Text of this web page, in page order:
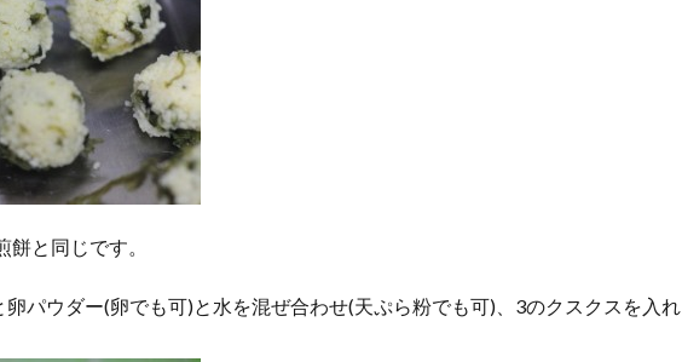
餅と同じです。
卵パウダー(卵でも可)と水を混ぜ合わせ(天ぷら粉でも可)、3のクスクスを入れ